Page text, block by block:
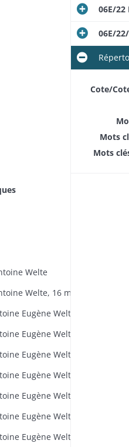
Welte
Eugène Welte
Eugène Welte
Eugène Welte
Eugène Welte
Eugène Welte
Eugène Welte
Eugène Welte
06E/22
06E/
Cote/
Mots
Mots